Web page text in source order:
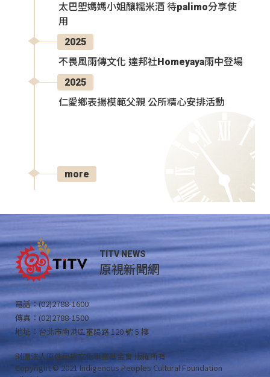
太巴塱媽媽小姐釀糯米酒 待palimo分享使
用
2025
不畏風雨傳文化 達邦社Homeyaya雨中登場
2025
仁愛鄉表揚模範父親 公所精心安排活動
more
TITV NEWS
原視新聞網
電話：(02)2788-1600
傳真：(02)2788-1500
地址：台北市南港區重陽路 120 號 5 樓
財團法人原住民族文化事業基金會 版權所有
Copyright © 2021 Indigenous Peoples Cultural Foundation